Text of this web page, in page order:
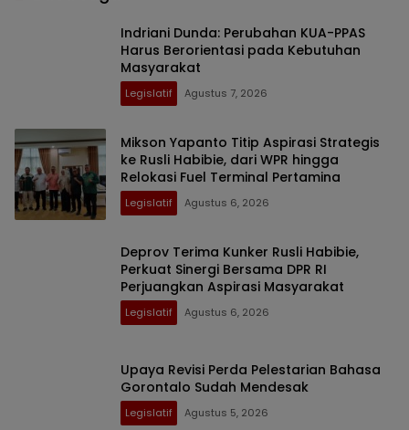
Indriani Dunda: Perubahan KUA-PPAS
Harus Berorientasi pada Kebutuhan
Masyarakat
Legislatif Agustus 7, 2026
Mikson Yapanto Titip Aspirasi Strategis
ke Rusli Habibie, dari WPR hingga
Relokasi Fuel Terminal Pertamina
Legislatif Agustus 6, 2026
Deprov Terima Kunker Rusli Habibie,
Perkuat Sinergi Bersama DPR RI
Perjuangkan Aspirasi Masyarakat
Legislatif Agustus 6, 2026
Upaya Revisi Perda Pelestarian Bahasa
Gorontalo Sudah Mendesak
Legislatif Agustus 5, 2026